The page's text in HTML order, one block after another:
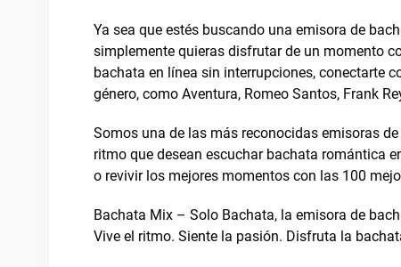
Ya sea que estés buscando una emisora de
simplemente quieras disfrutar de un momento
bachata en línea sin interrupciones, conectarte
género, como Aventura, Romeo Santos, Frank
Somos una de las más reconocidas emisoras
ritmo que desean escuchar bachata romántica
o revivir los mejores momentos con las 100
Bachata Mix – Solo Bachata, la emisora de
Vive el ritmo. Siente la pasión. Disfruta la